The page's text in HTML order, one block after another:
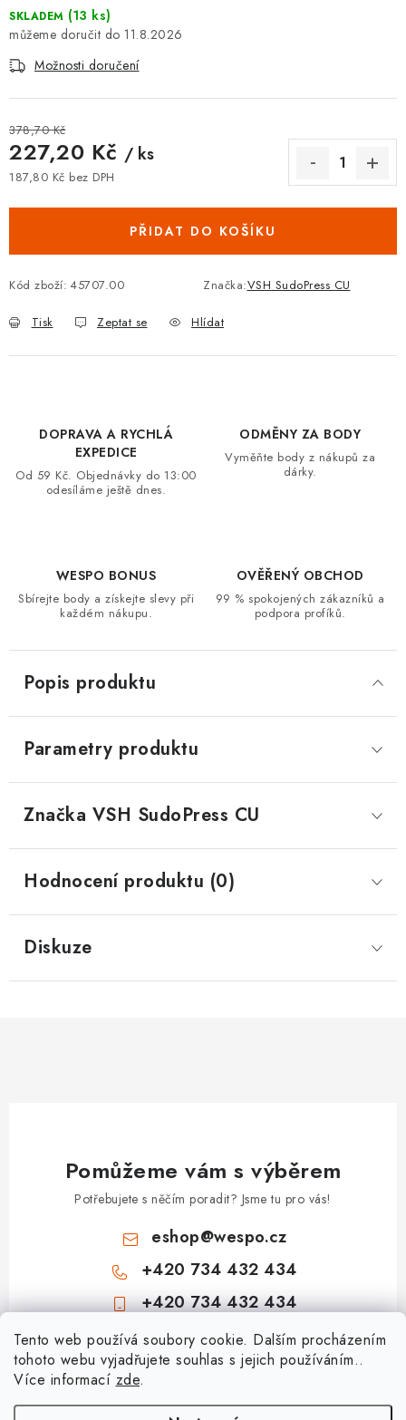
Tento web používá soubory cookie. Dalším procházením
tohoto webu vyjadřujete souhlas s jejich používáním..
Více informací zde.
OBCHODNÍ PODMÍNKY
🚚 STAV OBJEDNÁVKY
DOPRAVA A PLATBA
VRÁCENÍ ZBOŽÍ A REKLAMACE
ZNAČKY
Podmínky ochrany osobních údajů
Moje objednávka
SKLADEM (13 ks)
11.8.2026
Možnosti doručení
378,70 Kč
227,20 Kč / ks
187,80 Kč bez DPH
PŘIDAT DO KOŠÍKU
Kód zboží: 45707.00 Značka:VSH SudoPress CU
Tisk Zeptat se Hlídat
DOPRAVA A RYCHLÁ
EXPEDICE
Od 59 Kč. Objednávky do 13:00
odesíláme ještě dnes.
ODMĚNY ZA BODY
Vyměňte body z nákupů za
dárky.
WESPO BONUS
Sbírejte body a získejte slevy při
každém nákupu.
OVĚŘENÝ OBCHOD
99 % spokojených zákazníků a
podpora profíků.
Popis produktu
Parametry produktu
Značka VSH SudoPress CU
Hodnocení produktu (0)
Diskuze
Pomůžeme vám s výběrem
Potřebujete s něčím poradit? Jsme tu pro vás!
eshop@wespo.cz
+420 734 432 434
+420 734 432 434
Informace pro vás